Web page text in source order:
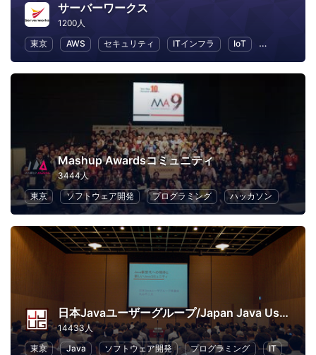
サーバーワークス
1200人
東京
AWS セキュリティ ITインフラ IoT ビジネス
Mashup Awardsコミュニティ
3444人
東京
ソフトウェア開発 プログラミング ハッカソン
日本Javaユーザーグループ/Japan Java User Group
14433人
東京
Java ソフトウェア開発 プログラミング IT